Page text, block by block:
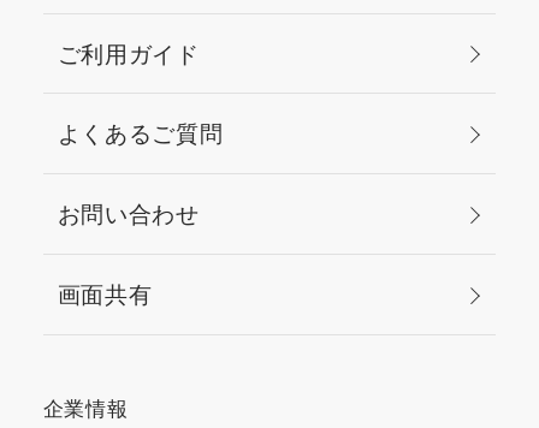
ご利用ガイド
よくあるご質問
お問い合わせ
画面共有
企業情報